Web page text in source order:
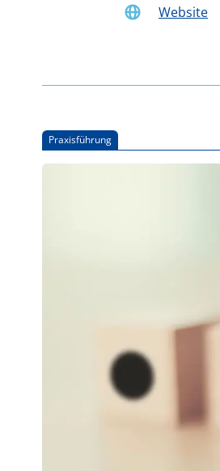
Website
Praxisführung